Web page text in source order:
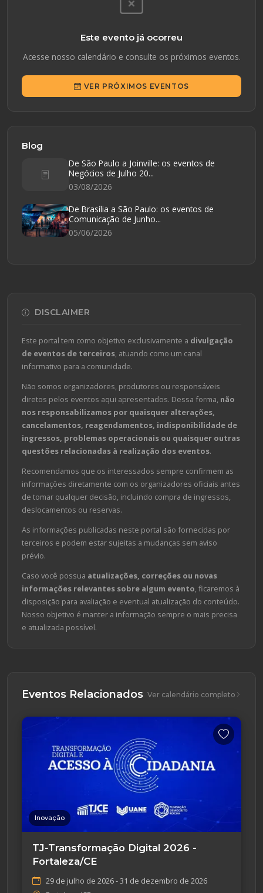
Este evento já ocorreu
Acesse nosso calendário e consulte os próximos eventos.
VER PRÓXIMOS EVENTOS
Blog
De São Paulo a Joinville: os eventos de
Negócios de Julho 20...
03/08/2026
De Brasília a São Paulo: os eventos de
Comunicação de Junho...
05/06/2026
DISCLAIMER
Este portal tem como objetivo exclusivamente a divulgação
de eventos de terceiros, atuando como um canal
informativo para a comunidade.
Não somos organizadores, produtores ou responsáveis
diretos pelos eventos aqui apresentados. Dessa forma, não
nos responsabilizamos por quaisquer alterações,
cancelamentos, reagendamentos, indisponibilidade de
ingressos, problemas operacionais ou quaisquer outras
questões relacionadas à realização dos eventos.
Recomendamos que os interessados sempre confirmem as
informações diretamente com os organizadores oficiais antes
de tomar qualquer decisão, incluindo compra de ingressos,
deslocamentos ou reservas.
As informações publicadas neste portal são fornecidas por
terceiros e podem estar sujeitas a mudanças sem aviso
prévio.
Caso você possua atualizações, correções ou novas
informações relevantes sobre algum evento, ficaremos à
disposição para avaliação e eventual atualização do conteúdo.
Nosso objetivo é manter a informação sempre o mais precisa
e atualizada possível.
Eventos Relacionados Ver calendário completo
Inovação
TJ-Transformação Digital 2026 -
Fortaleza/CE
29 de julho de 2026 - 31 de dezembro de 2026